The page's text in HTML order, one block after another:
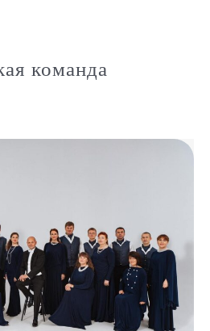
команда